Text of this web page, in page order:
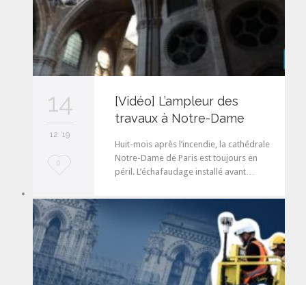
14
12 '19
L
v
e
t
0
[Vidéo] L’ampleur des
travaux à Notre-Dame
Huit-mois après l’incendie, la cathédrale
Notre-Dame de Paris est toujours en
péril. L’échafaudage installé avant…